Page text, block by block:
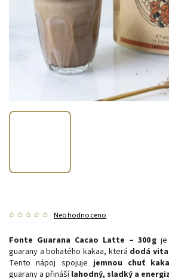
Neohodnoceno
Fonte Guarana Cacao Latte – 300 g
guarany a bohatého kakaa, která dodá
Tento nápoj spojujejemnou chuť
guarany a přinášílahodný, sladký a